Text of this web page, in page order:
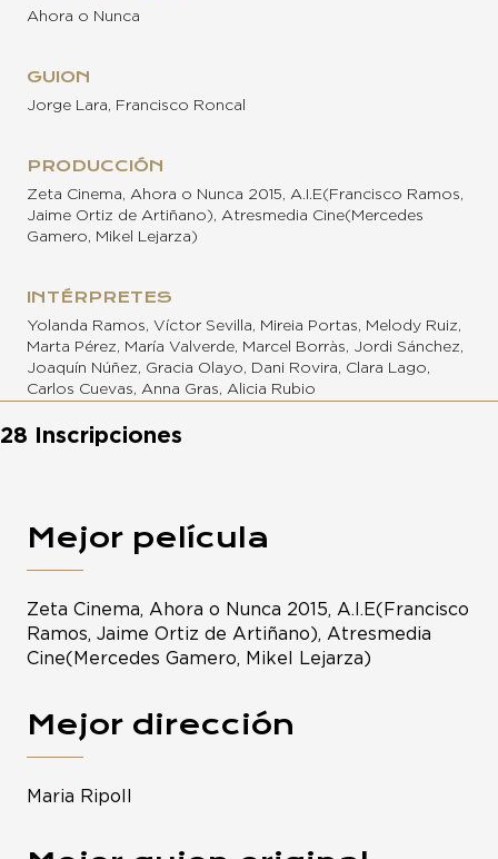
Ahora o Nunca
GUION
Jorge Lara, Francisco Roncal
PRODUCCIÓN
Zeta Cinema, Ahora o Nunca 2015, A.I.E(Francisco Ramos,
Jaime Ortiz de Artiñano), Atresmedia Cine(Mercedes
Gamero, Mikel Lejarza)
INTÉRPRETES
Yolanda Ramos, Víctor Sevilla, Mireia Portas, Melody Ruiz,
Marta Pérez, María Valverde, Marcel Borràs, Jordi Sánchez,
Joaquín Núñez, Gracia Olayo, Dani Rovira, Clara Lago,
Carlos Cuevas, Anna Gras, Alicia Rubio
28 Inscripciones
Mejor película
Zeta Cinema, Ahora o Nunca 2015, A.I.E(Francisco
Ramos, Jaime Ortiz de Artiñano), Atresmedia
Cine(Mercedes Gamero, Mikel Lejarza)
Mejor dirección
Maria Ripoll